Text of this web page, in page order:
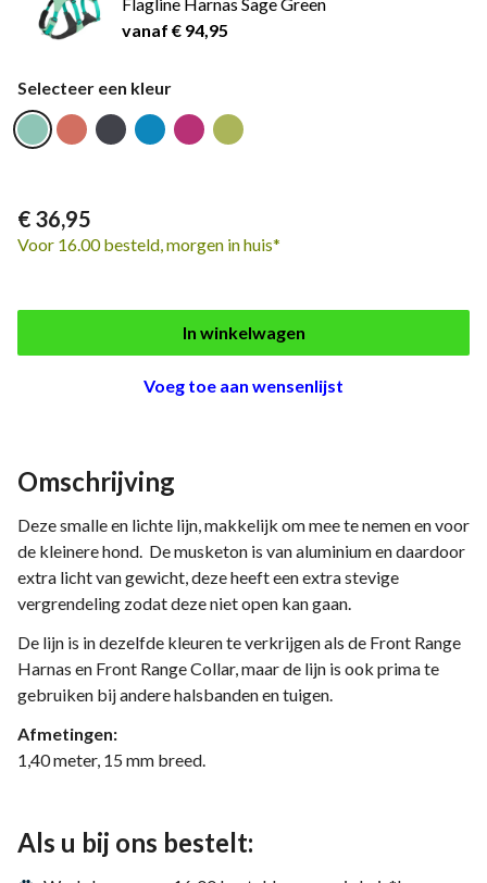
vanaf € 94,95
Selecteer een kleur
€ 36,95
Voor 16.00 besteld, morgen in huis*
In winkelwagen
Voeg toe aan wensenlijst
Omschrijving
Deze smalle en lichte lijn, makkelijk om mee te nemen en voor
de kleinere hond. De musketon is van aluminium en daardoor
extra licht van gewicht, deze heeft een extra stevige
vergrendeling zodat deze niet open kan gaan.
De lijn is in dezelfde kleuren te verkrijgen als de Front Range
Harnas en Front Range Collar, maar de lijn is ook prima te
gebruiken bij andere halsbanden en tuigen.
Afmetingen:
1,40 meter, 15 mm breed.
Als u bij ons bestelt: